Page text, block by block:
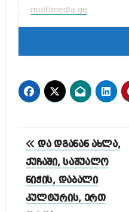
multimedia.ge
პოსტის
ნავიგაცია
და დგანან ახლა,
ქუჩაში, საშუალო
ნიჭის, დაბალი
კულტურის, ერთ